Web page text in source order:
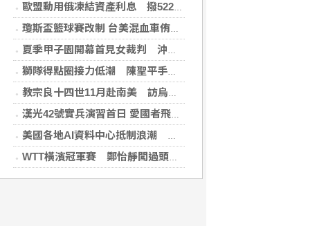
歐盟動用俄凍結資產利息 撥522億元援助烏克蘭
瓊斯盃籃球賽改制 台美混血車侑城、黃鈞廷成亮點
夏季甲子園開幕首見女裁判 沖繩尚學力拚二連霸
獅隊得點圈接力低潮 陳聖平手感冷到結霜
教宗良十四世11月赴南美 訪烏拉圭、阿根廷和秘魯
漢光42號實兵演習首日 愛國者飛彈車高雄罕見現蹤
美國各地AI資料中心抵制浪潮 川普指控北京煽動
WTT橫濱冠軍賽 鄭怡靜闖過頭關晉女單16強